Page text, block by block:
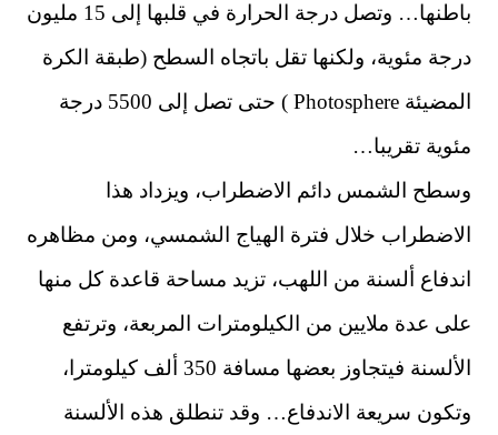
باطنها… وتصل درجة الحرارة في قلبها إلى 15 مليون
درجة مئوية، ولكنها تقل باتجاه السطح (طبقة الكرة
المضيئة Photosphere ) حتى تصل إلى 5500 درجة
مئوية تقريبا…
وسطح الشمس دائم الاضطراب، ويزداد هذا
الاضطراب خلال فترة الهياج الشمسي، ومن مظاهره
اندفاع ألسنة من اللهب، تزيد مساحة قاعدة كل منها
على عدة ملايين من الكيلومترات المربعة، وترتفع
الألسنة فيتجاوز بعضها مسافة 350 ألف كيلومترا،
وتكون سريعة الاندفاع… وقد تنطلق هذه الألسنة